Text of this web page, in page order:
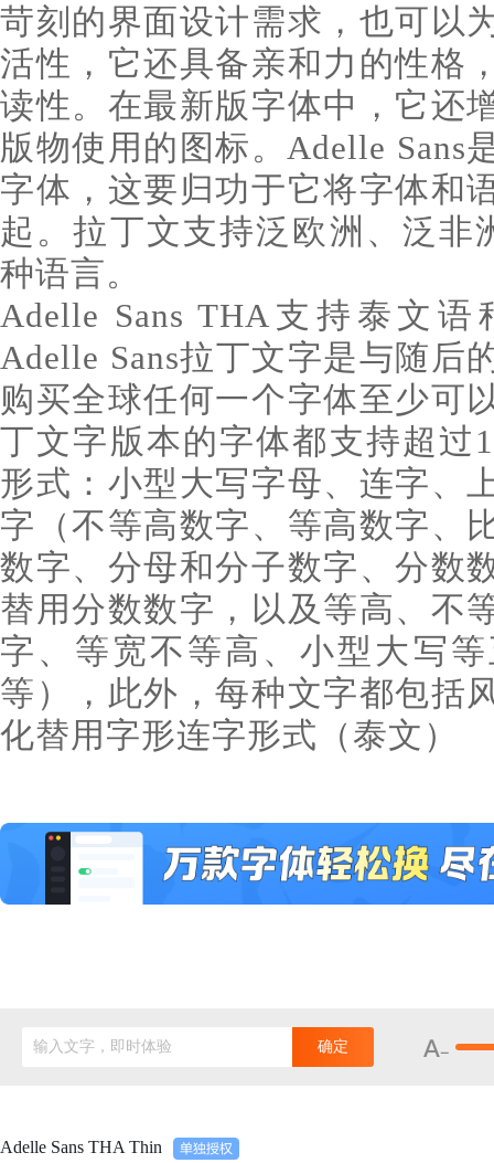
苛刻的界面设计需求，也可以
活性，它还具备亲和力的性格
读性。在最新版字体中，它还
版物使用的图标。Adelle Sans
字体，这要归功于它将字体和
起。拉丁文支持泛欧洲、泛非
种语言。
Adelle Sans THA支持泰文
Adelle Sans拉丁文字是与随后
购买全球任何一个字体至少可
丁文字版本的字体都支持超过
形式：小型大写字母、连字、
字（不等高数字、等高数字、
数字、分母和分子数字、分数
替用分数数字，以及等高、不
字、等宽不等高、小型大写
等），此外，每种文字都包括
化替用字形连字形式（泰文）
输入文字，即时体验 确定
Adelle Sans THA Thin